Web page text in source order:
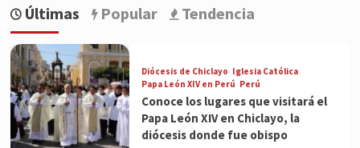
Últimas Popular Tendencia
Diócesis de Chiclayo Iglesia Católica
Papa León XIV en Perú Perú
Conoce los lugares que visitará el
Papa León XIV en Chiclayo, la
diócesis donde fue obispo